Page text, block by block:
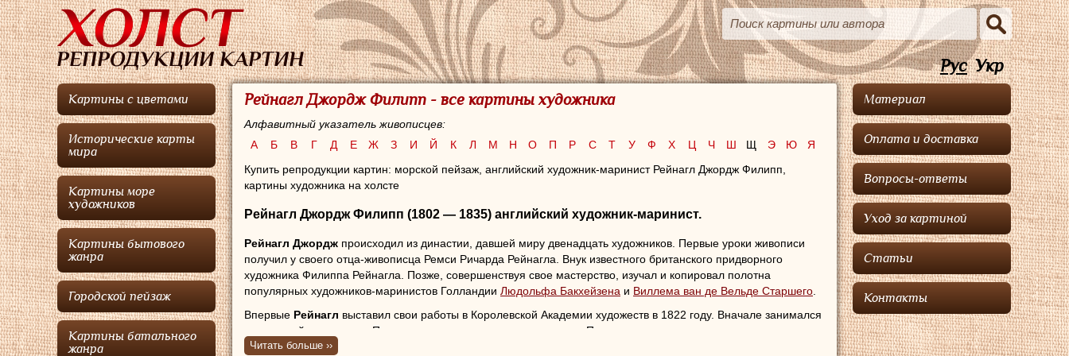
Рус Укр
Картины с цветами
Исторические карты
мира
Картины море
художников
Картины бытового
жанра
Городской пейзаж
Картины батального
жанра
Рейнагл Джордж Филипп - все картины художника
Алфавитный указатель живописцев:
А
Б В Г Д Е Ж З И Й К Л М Н О П Р С Т У Ф Х Ц Ч Ш Щ Э Ю
Я
Купить репродукции картин: морской пейзаж, английский художник-маринист Рейнагл Джордж Филипп,
картины художника на холсте
Рейнагл Джордж Филипп (1802 — 1835) английский художник-маринист.
Рейнагл Джордж происходил из династии, давшей миру двенадцать художников. Первые уроки живописи
получил у своего отца-живописца Ремси Ричарда Рейнагла. Внук известного британского придворного
художника Филиппа Рейнагла. Позже, совершенствуя свое мастерство, изучал и копировал полотна
популярных художников-маринистов Голландии Людольфа Бакхейзена и Виллема ван де Вельде Старшего
Впервые Рейнагл выставил свои работы в Королевской Академии художеств в 1822 году. Вначале занимался
портретной живописью. Позже успешно творил в жанре марина. Писал масляные картины и акварели.
Читать больше ››
Материал
Оплата и доставка
Вопросы-ответы
Уход за картиной
Статьи
Контакты